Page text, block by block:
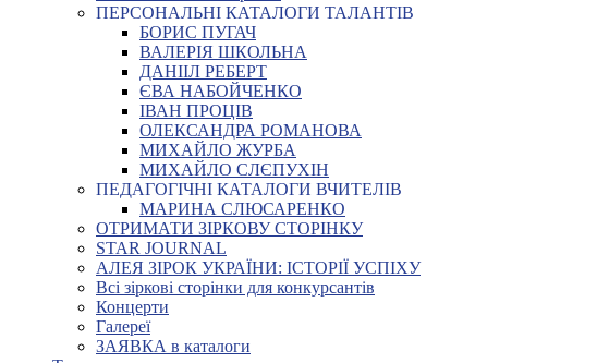
ПЕРСОНАЛЬНІ КАТАЛОГИ ТАЛАНТІВ
БОРИС ПУГАЧ
ВАЛЕРІЯ ШКОЛЬНА
ДАНІІЛ РЕБЕРТ
ЄВА НАБОЙЧЕНКО
ІВАН ПРОЦІВ
ОЛЕКСАНДРА РОМАНОВА
МИХАЙЛО ЖУРБА
МИХАЙЛО СЛЄПУХІН
ПЕДАГОГІЧНІ КАТАЛОГИ ВЧИТЕЛІВ
МАРИНА СЛЮСАРЕНКО
ОТРИМАТИ ЗІРКОВУ СТОРІНКУ
STAR JOURNAL
АЛЕЯ ЗІРОК УКРАЇНИ: ІСТОРІЇ УСПІХУ
Всі зіркові сторінки для конкурсантів
Концерти
Галереї
ЗАЯВКА в каталоги